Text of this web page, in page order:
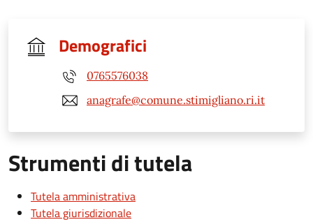
Demografici
0765576038
anagrafe@comune.stimigliano.ri.it
Strumenti di tutela
Tutela amministrativa
Tutela giurisdizionale